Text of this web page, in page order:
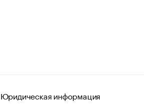
Юридическая информация